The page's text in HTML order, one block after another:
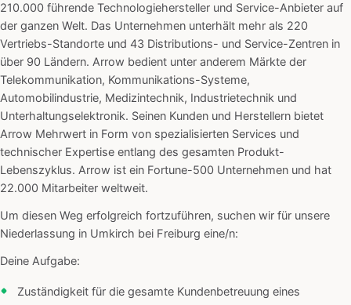
210.000 führende Technologiehersteller und Service-Anbieter auf
der ganzen Welt. Das Unternehmen unterhält mehr als 220
Vertriebs-Standorte und 43 Distributions- und Service-Zentren in
über 90 Ländern. Arrow bedient unter anderem Märkte der
Telekommunikation, Kommunikations-Systeme,
Automobilindustrie, Medizintechnik, Industrietechnik und
Unterhaltungselektronik. Seinen Kunden und Herstellern bietet
Arrow Mehrwert in Form von spezialisierten Services und
technischer Expertise entlang des gesamten Produkt-
Lebenszyklus. Arrow ist ein Fortune-500 Unternehmen und hat
22.000 Mitarbeiter weltweit.
Um diesen Weg erfolgreich fortzuführen, suchen wir für unsere
Niederlassung in Umkirch bei Freiburg eine/n:
Deine Aufgabe:
Zuständigkeit für die gesamte Kundenbetreuung eines